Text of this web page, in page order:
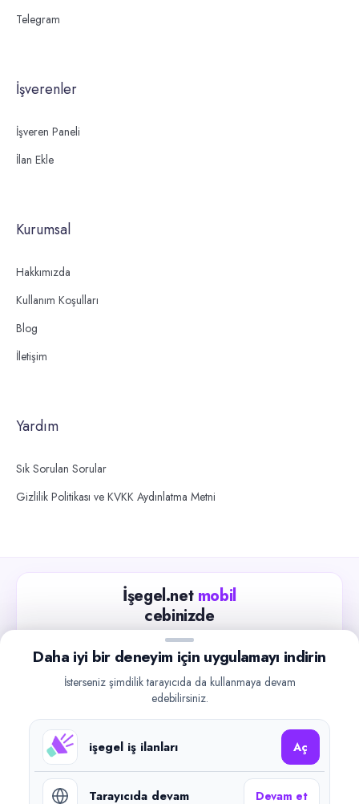
Telegram
İşverenler
İşveren Paneli
İlan Ekle
Kurumsal
Hakkımızda
Kullanım Koşulları
Blog
İletişim
Yardım
Sık Sorulan Sorular
Gizlilik Politikası ve KVKK Aydınlatma Metni
İşegel.net mobil
cebinizde
Güncel iş ilanlarını takip edin, işverenlerle hızlıca
iletişime geçin.
Google Play
©2026işegel.net. Tüm hakları saklıdır.
Daha iyi bir deneyim için uygulamayı indirin
İsterseniz şimdilik tarayıcıda da kullanmaya devam
edebilirsiniz.
işegel iş ilanları Aç
Tarayıcıda devam Devam et